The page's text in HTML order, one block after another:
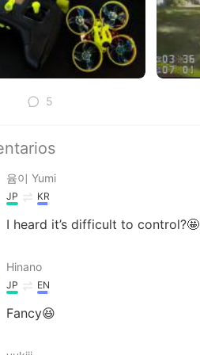
5
윰이 Yumi
JP KR
I heard it’s difficult to control?🤩
Hinano
JP EN
Fancy😆